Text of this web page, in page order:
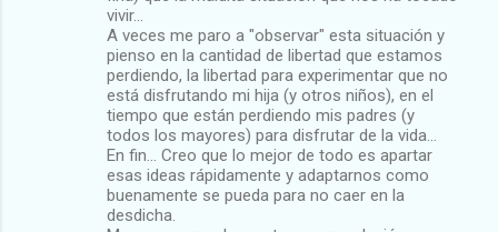
vivir...
A veces me paro a "observar" esta situación y
pienso en la cantidad de libertad que estamos
perdiendo, la libertad para experimentar que no
está disfrutando mi hija (y otros niños), en el
tiempo que están perdiendo mis padres (y
todos los mayores) para disfrutar de la vida...
En fin... Creo que lo mejor de todo es apartar
esas ideas rápidamente y adaptarnos como
buenamente se pueda para no caer en la
desdicha.